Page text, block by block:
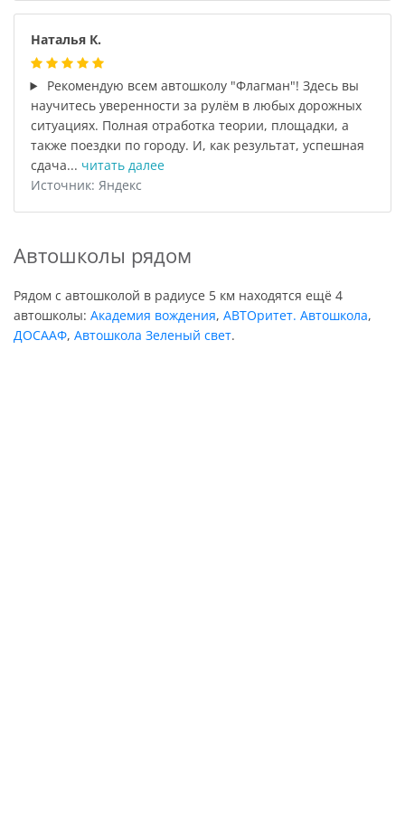
Наталья К.
Рекомендую всем автошколу "Флагман"! Здесь вы
научитесь уверенности за рулём в любых дорожных
ситуациях. Полная отработка теории, площадки, а
также поездки по городу. И, как результат, успешная
сдача... читать далее
Источник: Яндекс
Автошколы рядом
Рядом с автошколой в радиусе 5 км находятся ещё 4
автошколы: Академия вождения, АВТОритет. Автошкола,
ДОСААФ, Автошкола Зеленый свет.